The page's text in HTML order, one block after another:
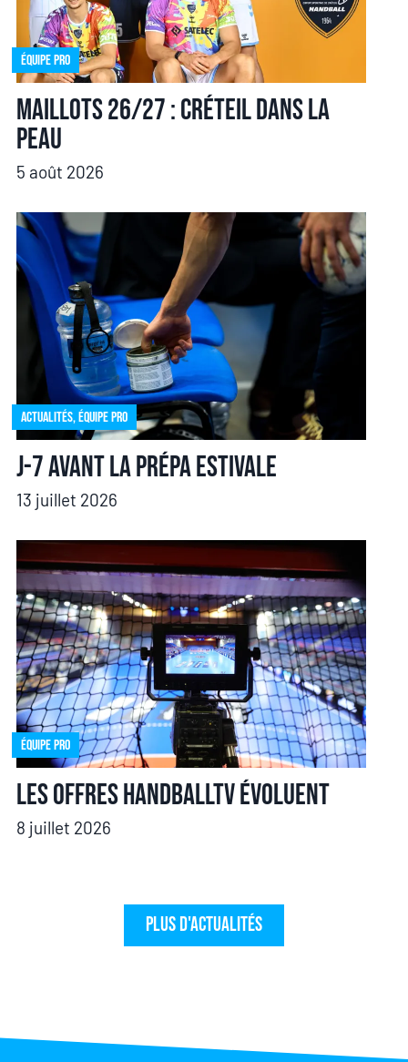
Équipe pro
Maillots 26/27 : Créteil dans la
peau
5 août 2026
Actualités,Équipe pro
J-7 avant la prépa estivale
13 juillet 2026
Équipe pro
Les offres HandballTV évoluent
8 juillet 2026
Plus d'actualités